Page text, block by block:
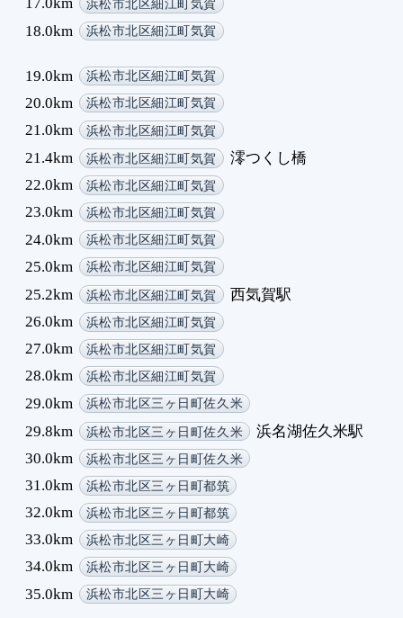
浜松市北区細江町気賀
18.0km 浜松市北区細江町気賀
19.0km 浜松市北区細江町気賀
20.0km 浜松市北区細江町気賀
21.0km 浜松市北区細江町気賀
21.4km 浜松市北区細江町気賀
澪つくし橋
22.0km
浜松市北区細江町気賀
23.0km 浜松市北区細江町気賀
24.0km 浜松市北区細江町気賀
25.0km 浜松市北区細江町気賀
25.2km 浜松市北区細江町気賀
西気賀駅
26.0km
浜松市北区細江町気賀
27.0km 浜松市北区細江町気賀
28.0km 浜松市北区細江町気賀
29.0km 浜松市北区三ヶ日町佐久米
29.8km 浜松市北区三ヶ日町佐久米
浜名湖佐久米駅
30.0km
浜松市北区三ヶ日町佐久米
31.0km 浜松市北区三ヶ日町都筑
32.0km 浜松市北区三ヶ日町都筑
33.0km 浜松市北区三ヶ日町大崎
34.0km 浜松市北区三ヶ日町大崎
35.0km 浜松市北区三ヶ日町大崎